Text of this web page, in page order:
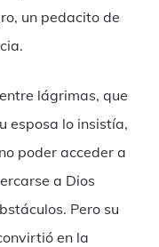
un pedacito de
lágrimas, que
esposa lo insistía,
poder acceder a
a Dios
Pero su
en la